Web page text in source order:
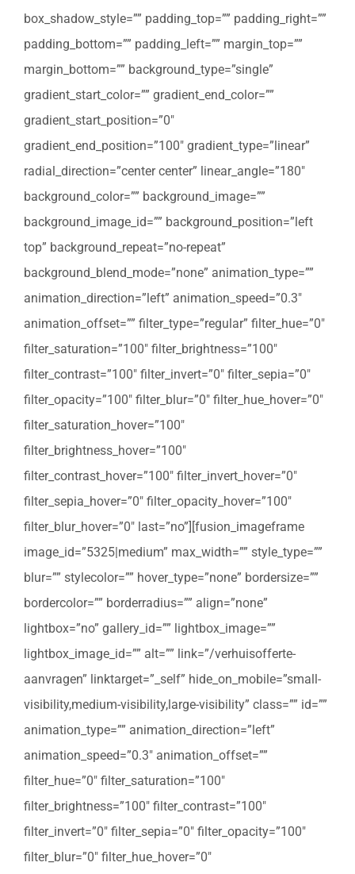
box_shadow_style=”” padding_top=”” padding_right=””
padding_bottom=”” padding_left=”” margin_top=””
margin_bottom=”” background_type=”single”
gradient_start_color=”” gradient_end_color=””
gradient_start_position=”0″
gradient_end_position=”100″ gradient_type=”linear”
radial_direction=”center center” linear_angle=”180″
background_color=”” background_image=””
background_image_id=”” background_position=”left
top” background_repeat=”no-repeat”
background_blend_mode=”none” animation_type=””
animation_direction=”left” animation_speed=”0.3″
animation_offset=”” filter_type=”regular” filter_hue=”0″
filter_saturation=”100″ filter_brightness=”100″
filter_contrast=”100″ filter_invert=”0″ filter_sepia=”0″
filter_opacity=”100″ filter_blur=”0″ filter_hue_hover=”0″
filter_saturation_hover=”100″
filter_brightness_hover=”100″
filter_contrast_hover=”100″ filter_invert_hover=”0″
filter_sepia_hover=”0″ filter_opacity_hover=”100″
filter_blur_hover=”0″ last=”no”][fusion_imageframe
image_id=”5325|medium” max_width=”” style_type=””
blur=”” stylecolor=”” hover_type=”none” bordersize=””
bordercolor=”” borderradius=”” align=”none”
lightbox=”no” gallery_id=”” lightbox_image=””
lightbox_image_id=”” alt=”” link=”/verhuisofferte-
aanvragen” linktarget=”_self” hide_on_mobile=”small-
visibility,medium-visibility,large-visibility” class=”” id=””
animation_type=”” animation_direction=”left”
animation_speed=”0.3″ animation_offset=””
filter_hue=”0″ filter_saturation=”100″
filter_brightness=”100″ filter_contrast=”100″
filter_invert=”0″ filter_sepia=”0″ filter_opacity=”100″
filter_blur=”0″ filter_hue_hover=”0″